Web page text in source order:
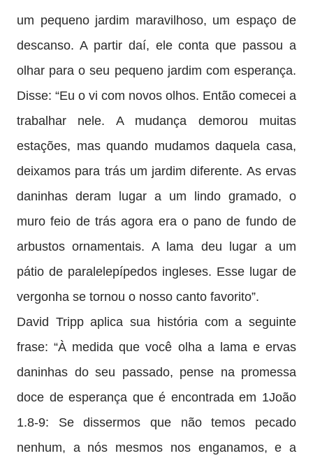
um pequeno jardim maravilhoso, um espaço de
descanso. A partir daí, ele conta que passou a
olhar para o seu pequeno jardim com esperança.
Disse: “Eu o vi com novos olhos. Então comecei a
trabalhar nele. A mudança demorou muitas
estações, mas quando mudamos daquela casa,
deixamos para trás um jardim diferente. As ervas
daninhas deram lugar a um lindo gramado, o
muro feio de trás agora era o pano de fundo de
arbustos ornamentais. A lama deu lugar a um
pátio de paralelepípedos ingleses. Esse lugar de
vergonha se tornou o nosso canto favorito”.
David Tripp aplica sua história com a seguinte
frase: “À medida que você olha a lama e ervas
daninhas do seu passado, pense na promessa
doce de esperança que é encontrada em 1João
1.8-9: Se dissermos que não temos pecado
nenhum, a nós mesmos nos enganamos, e a